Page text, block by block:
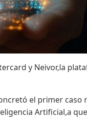
y Neivor,la
el primer caso
Artificial,a